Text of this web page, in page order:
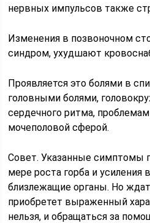
нервных импульсов также
Изменения в позвоночном
синдром, ухудшают
Проявляется это болями в
головными болями,
сердечного ритма,
мочеполовой сферой.
Совет. Указанные симптомы
мере роста горба и усиления
близлежащие органы. Но
приобретет выраженный
нельзя, и обращаться за